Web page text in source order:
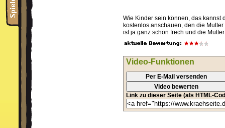
Wie Kinder sein können, das kannst
kostenlos anschauen, den die
ist ja ganz schön frech und die
Video-Funktionen
Per E-Mail versenden
Video bewerten
Link zu dieser Seite (als HTML-